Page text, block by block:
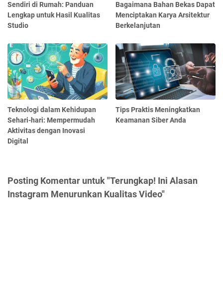
Sendiri di Rumah: Panduan
Lengkap untuk Hasil Kualitas
Studio
Bagaimana Bahan Bekas Dapat
Menciptakan Karya Arsitektur
Berkelanjutan
Teknologi dalam Kehidupan
Sehari-hari: Mempermudah
Aktivitas dengan Inovasi
Digital
Tips Praktis Meningkatkan
Keamanan Siber Anda
Posting Komentar untuk "Terungkap! Ini Alasan
Instagram Menurunkan Kualitas Video"